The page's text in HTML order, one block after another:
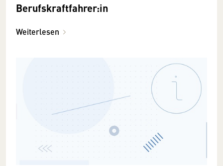
Berufskraftfahrer:in
Weiterlesen